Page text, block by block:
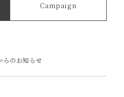
Campaign
のお知らせ